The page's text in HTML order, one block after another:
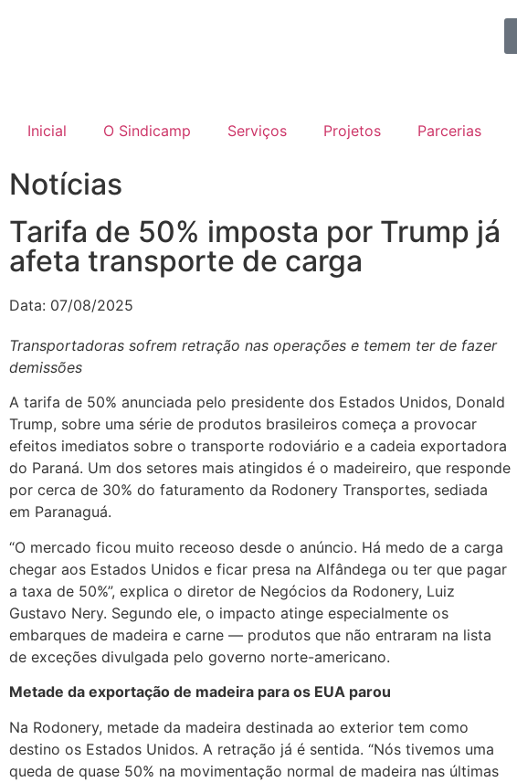
Inicial O Sindicamp Serviços Projetos Parcerias
Notícias
Tarifa de 50% imposta por Trump já
afeta transporte de carga
Data: 07/08/2025
Transportadoras sofrem retração nas operações e temem ter de fazer
demissões
A tarifa de 50% anunciada pelo presidente dos Estados Unidos, Donald
Trump, sobre uma série de produtos brasileiros começa a provocar
efeitos imediatos sobre o transporte rodoviário e a cadeia exportadora
do Paraná. Um dos setores mais atingidos é o madeireiro, que responde
por cerca de 30% do faturamento da Rodonery Transportes, sediada
em Paranaguá.
“O mercado ficou muito receoso desde o anúncio. Há medo de a carga
chegar aos Estados Unidos e ficar presa na Alfândega ou ter que pagar
a taxa de 50%”, explica o diretor de Negócios da Rodonery, Luiz
Gustavo Nery. Segundo ele, o impacto atinge especialmente os
embarques de madeira e carne — produtos que não entraram na lista
de exceções divulgada pelo governo norte-americano.
Metade da exportação de madeira para os EUA parou
Na Rodonery, metade da madeira destinada ao exterior tem como
destino os Estados Unidos. A retração já é sentida. “Nós tivemos uma
queda de quase 50% na movimentação normal de madeira nas últimas